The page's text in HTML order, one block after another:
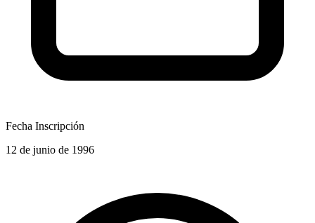
Fecha Inscripción
12 de junio de 1996